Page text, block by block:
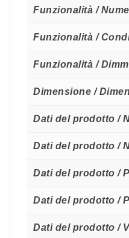
Funzionalità /
Funzionalità /
Funzionalità /
Dimensione /
Dati del prodotto /
Dati del prodotto /
Dati del prodotto /
Dati del prodotto /
Dati del prodotto /